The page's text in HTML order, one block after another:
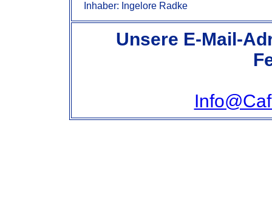
Inhaber: Ingelore Radke
Unsere E-Mail-